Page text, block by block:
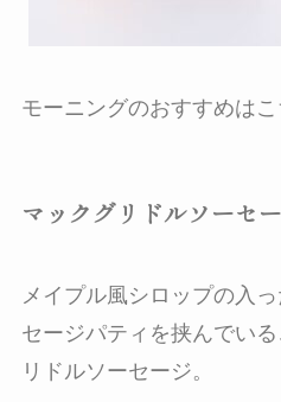
モーニングのおすすめはこ
マックグリドルソーセ
メイプル風シロップの入
セージパティを挟んでい
リドルソーセージ。